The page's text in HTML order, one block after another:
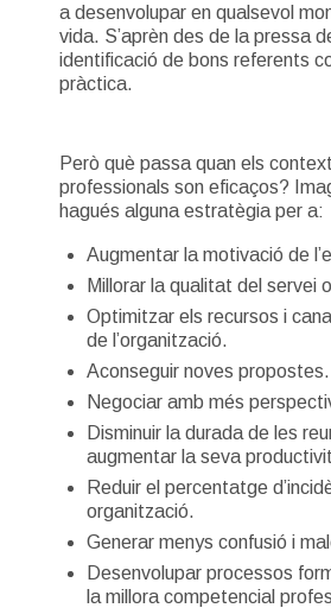
a desenvolupar en qualsevol
vida. S’aprèn des de la pressa
identificació de bons referents
pràctica.
Però què passa quan els
professionals son eficaços?
hagués alguna estratègia per a:
Augmentar la motivació de
Millorar la qualitat del servei
Optimitzar els recursos i
de l’organització.
Aconseguir noves propostes.
Negociar amb més
Disminuir la durada de les
augmentar la seva
Reduir el percentatge
organització.
Generar menys confusió i
Desenvolupar processos
la millora competencial